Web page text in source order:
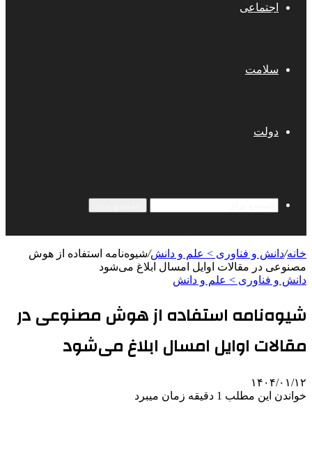
اجتماعی
سلامت
دولت
خانه/دانش و فناوری > علم و دانش/شیوه‌نامه استفاده از هوش
مصنوعی در مقالات اوایل امسال ابلاغ می‌شود
دانش و فناوری > علم و دانش
شیوه‌نامه استفاده از هوش مصنوعی در
مقالات اوایل امسال ابلاغ می‌شود
۱۴۰۴/۰۱/۱۲
خواندن این مطلب 1 دقیقه زمان میبرد